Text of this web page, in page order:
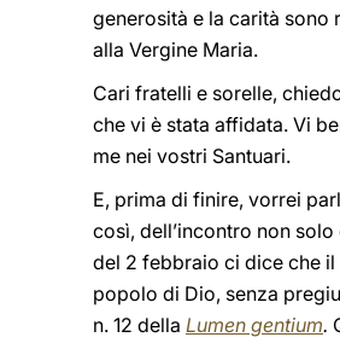
generosità e la carità sono
alla Vergine Maria.
Cari fratelli e sorelle,
che vi è stata affidata. Vi
me nei vostri Santuari.
E, prima di finire, vorrei
così, dell’incontro non
del 2 febbraio ci dice che
popolo di Dio, senza
n. 12 della Lumen gentium.